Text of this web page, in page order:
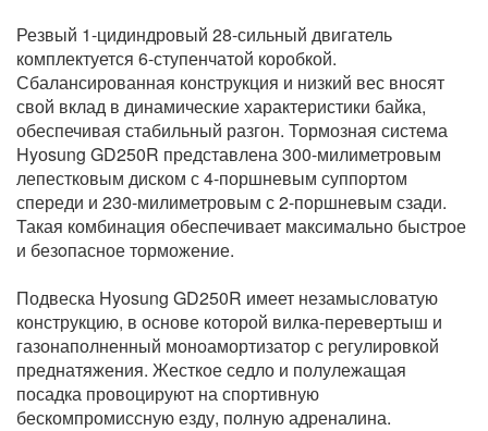
Резвый 1-цидиндровый 28-сильный двигатель
комплектуется 6-ступенчатой коробкой.
Сбалансированная конструкция и низкий вес вносят
свой вклад в динамические характеристики байка,
обеспечивая стабильный разгон. Тормозная система
Hyоsung GD250R представлена 300-милиметровым
лепестковым диском с 4-поршневым суппортом
спереди и 230-милиметровым с 2-поршневым сзади.
Такая комбинация обеспечивает максимально быстрое
и безoпасное торможение.
Подвеска Hyosung GD250R имеет незамысловатую
конструкцию, в основе которой вилка-перевертыш и
газонаполненный моноамортизатор с регулировкой
преднатяжения. Жесткое седло и полулежащая
посадка провоцируют на спортивную
бескомпромиссную езду, полную адреналина.